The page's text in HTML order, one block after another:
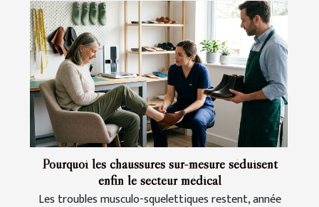
Pourquoi les chaussures sur-mesure séduisent
enfin le secteur médical
Les troubles musculo-squelettiques restent, année